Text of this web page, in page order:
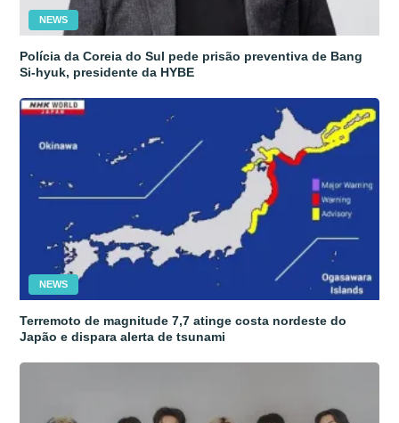
NEWS
Polícia da Coreia do Sul pede prisão preventiva de Bang
Si-hyuk, presidente da HYBE
NEWS
Terremoto de magnitude 7,7 atinge costa nordeste do
Japão e dispara alerta de tsunami